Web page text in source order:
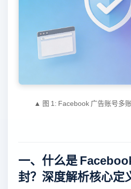
▲ 图 1: Facebook 广告账号多
一、什么是
封？深度解析核心定